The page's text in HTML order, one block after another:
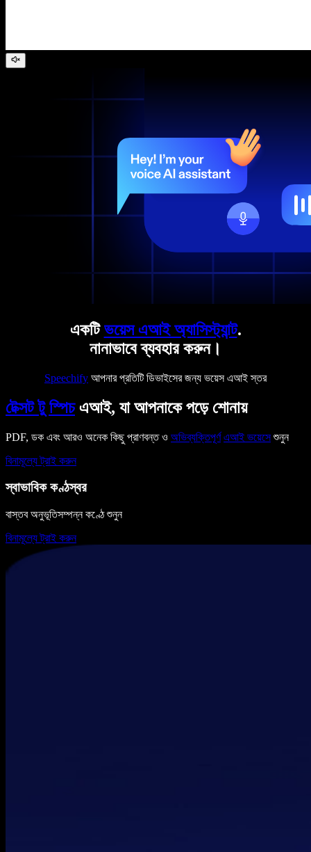
একটিভয়েস এআই অ্যাসিস্ট্যান্ট.
নানাভাবে ব্যবহার করুন।
Speechify আপনার প্রতিটি ডিভাইসের জন্য ভয়েস এআই স্তর
টেক্সট টু স্পিচএআই, যা আপনাকে পড়ে শোনায়
PDF, ডক এবং আরও অনেক কিছু প্রাণবন্ত ও অভিব্যক্তিপূর্ণ এআই ভয়েসেশুনুন
বিনামূল্যে ট্রাই করুন
স্বাভাবিক কণ্ঠস্বর
বাস্তব অনুভূতিসম্পন্ন কণ্ঠে শুনুন
বিনামূল্যে ট্রাই করুন